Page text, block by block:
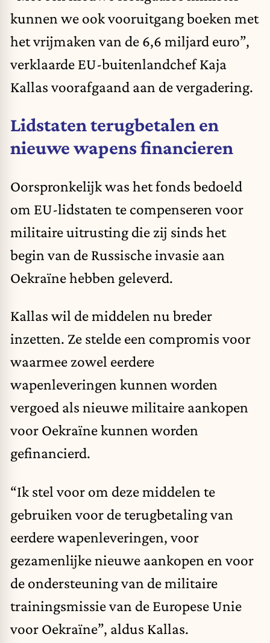
kunnen we ook vooruitgang boeken met
het vrijmaken van de 6,6 miljard euro”,
verklaarde EU-buitenlandchefKaja
Kallas voorafgaand aan de vergadering.
Lidstaten terugbetalen en
nieuwe wapens financieren
Oorspronkelijk was het fonds bedoeld
om EU-lidstaten te compenseren voor
militaire uitrusting die zij sinds het
begin van de Russische invasie aan
Oekraïne hebben geleverd.
Kallas wil de middelen nu breder
inzetten. Ze stelde een compromis voor
waarmee zowel eerdere
wapenleveringen kunnen worden
vergoed als nieuwe militaire aankopen
voor Oekraïne kunnen worden
gefinancierd.
“Ik stel voor om deze middelen te
gebruiken voor de terugbetaling van
eerdere wapenleveringen, voor
gezamenlijke nieuwe aankopen en voor
de ondersteuning van de militaire
trainingsmissie van de Europese Unie
voor Oekraïne”, aldus Kallas.